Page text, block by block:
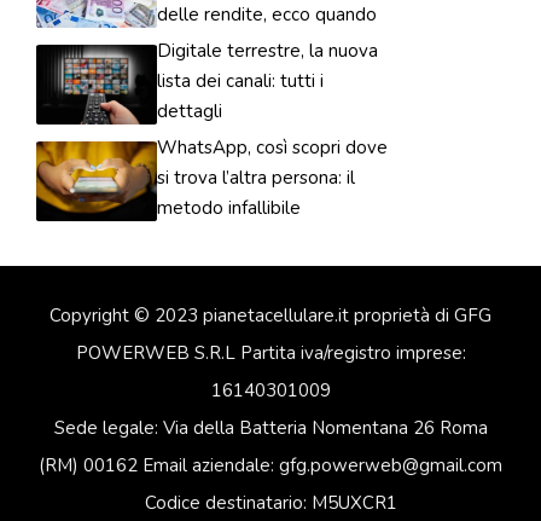
delle rendite, ecco quando
Digitale terrestre, la nuova
lista dei canali: tutti i
dettagli
WhatsApp, così scopri dove
si trova l’altra persona: il
metodo infallibile
Copyright © 2023 pianetacellulare.it proprietà di GFG
POWERWEB S.R.L Partita iva/registro imprese:
16140301009
Sede legale: Via della Batteria Nomentana 26 Roma
(RM) 00162 Email aziendale: gfg.powerweb@gmail.com
Codice destinatario: M5UXCR1